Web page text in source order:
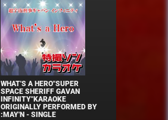
WHAT'S A HERO"SUPER
SPACE SHERIFF GAVAN
INFINITY"KARAOKE
ORIGINALLY PERFORMED BY
:MAY'N - SINGLE